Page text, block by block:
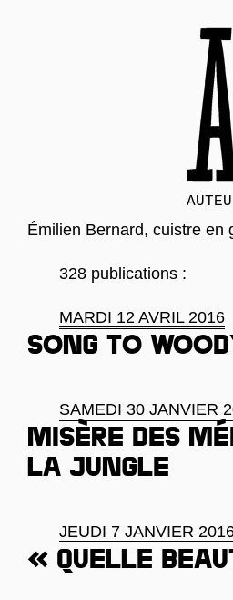
Émilien Bernard, cuistre en
328 publications :
MARDI 12 AVRIL 2016
Song to
SAMEDI 30 JANVIER
Misère des
la Jungle
JEUDI 7 JANVIER
« Quelle